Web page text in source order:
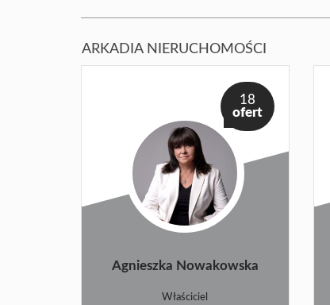
ARKADIA NIERUCHOMOŚCI
18
ofert
Agnieszka Nowakowska
Właściciel